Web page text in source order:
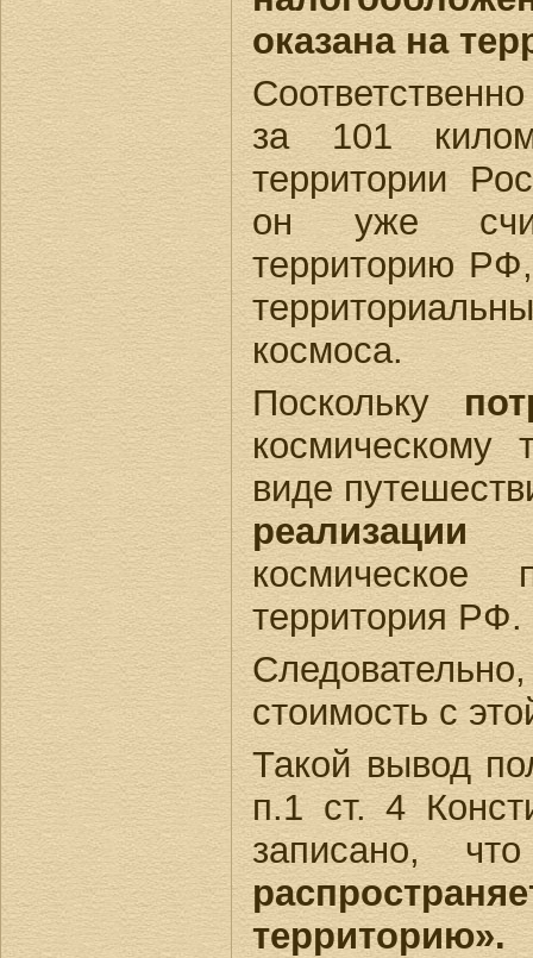
оказана на
за 101
территории
он уже
территорию
космоса.
Поскольку
космическому
виде
реализации
космическое
территория РФ.
стоимость с
Такой вывод
п.1 ст. 4
записано,
территорию».